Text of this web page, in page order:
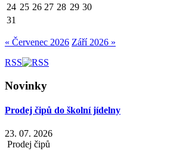
24 25 26 27 28 29 30
31
« Červenec 2026 Září 2026 »
RSS
Novinky
Prodej čipů do školní jídelny
23. 07. 2026
Prodej čipů